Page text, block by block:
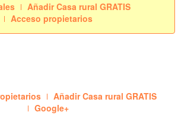
Añadir Casa rural GRATIS
Acceso propietarios
Añadir Casa rural GRATIS
Google+